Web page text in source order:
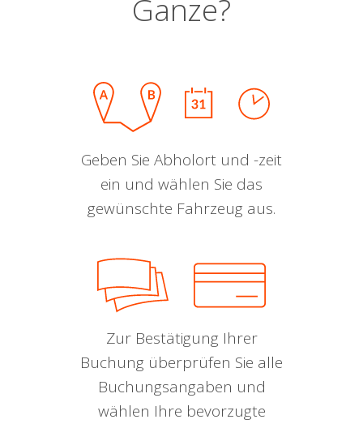
Ganze?
Geben Sie Abholort und -zeit
ein und wählen Sie das
gewünschte Fahrzeug aus.
Zur Bestätigung Ihrer
Buchung überprüfen Sie alle
Buchungsangaben und
wählen Ihre bevorzugte